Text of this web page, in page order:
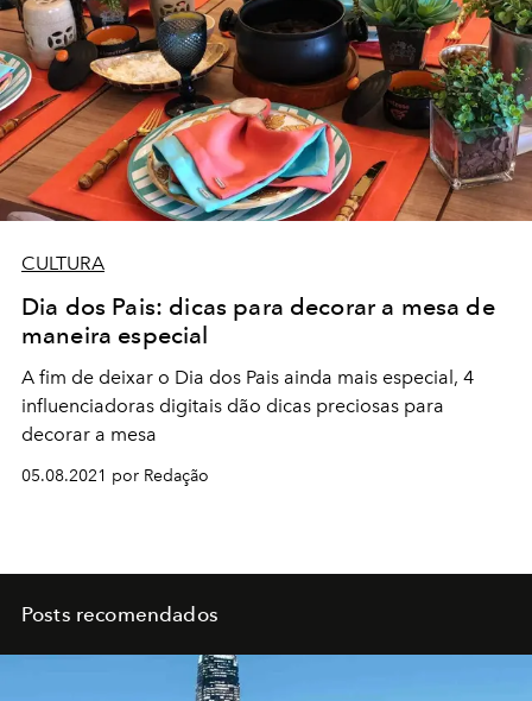
CULTURA
Dia dos Pais: dicas para decorar a mesa de
maneira especial
A fim de deixar o Dia dos Pais ainda mais especial, 4
influenciadoras digitais dão dicas preciosas para
decorar a mesa
05.08.2021 por Redação
Posts recomendados